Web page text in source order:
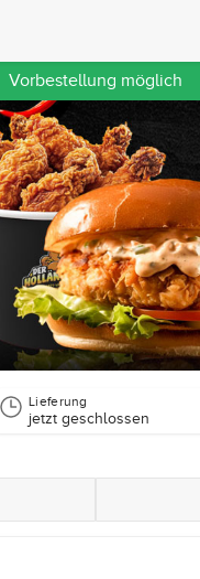
Vorbestellung möglich
Lieferung
jetzt geschlossen